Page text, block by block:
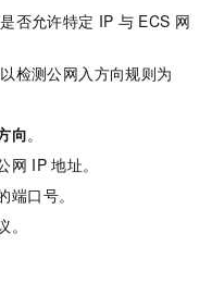
否允许特定 IP 与 ECS 网
检测公网入方向规则为
向。
网 IP 地址。
端口号。
。